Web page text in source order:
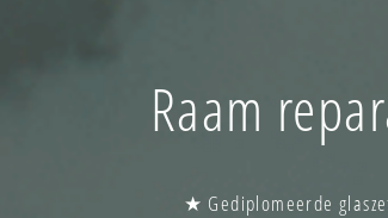
Raam
★ Gediplomeerde